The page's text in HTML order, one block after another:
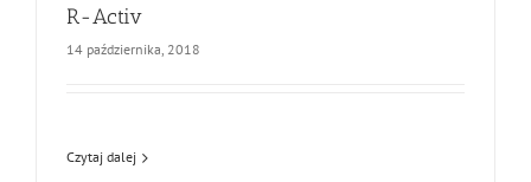
R-Activ
14 października, 2018
Czytaj dalej